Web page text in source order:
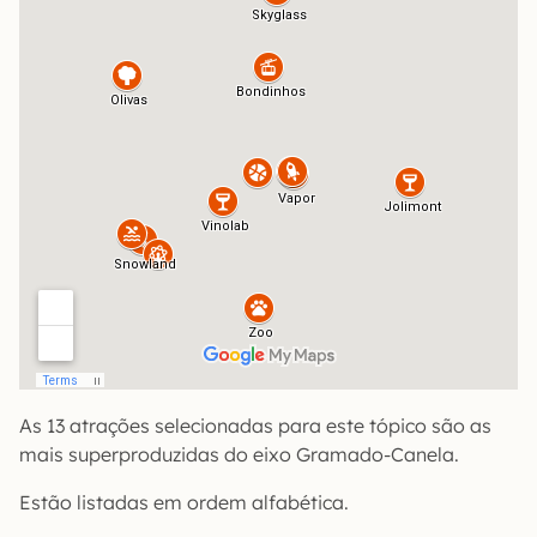
As 13 atrações selecionadas para este tópico são as
mais superproduzidas do eixo Gramado-Canela.
Estão listadas em ordem alfabética.